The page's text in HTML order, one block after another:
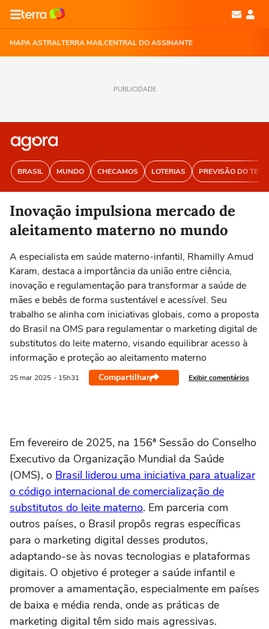
MAPA ASTRALTERRA MAILCENTRAL DO ASSINANTE
PUBLICIDADE
BRASIL MUNDO CHECAMOS LOTERIAS PREVISÃO DO
Inovação impulsiona mercado de
aleitamento materno no mundo
A especialista em saúde materno-infantil, Rhamilly Amud
Karam, destaca a importância da união entre ciência,
inovação e regulamentação para transformar a saúde de
mães e bebês de forma sustentável e acessível. Seu
trabalho se alinha com iniciativas globais, como a proposta
do Brasil na OMS para regulamentar o marketing digital de
substitutos do leite materno, visando equilibrar acesso à
informação e proteção ao aleitamento materno
25 mar 2025 - 15h31 Compartilhar Exibir comentários
Em fevereiro de 2025, na 156ª Sessão do Conselho
Executivo da Organização Mundial da Saúde
(OMS), o Brasil liderou uma iniciativa para atualizar
o código internacional de comercialização de
substitutos do leite materno. Em parceria com
outros países, o Brasil propôs regras específicas
para o marketing digital desses produtos,
adaptando-se às novas tecnologias e plataformas
digitais. O objetivo é proteger a saúde infantil e
promover a amamentação, especialmente em países
de baixa e média renda, onde as práticas de
marketing digital têm sido mais agressivas.